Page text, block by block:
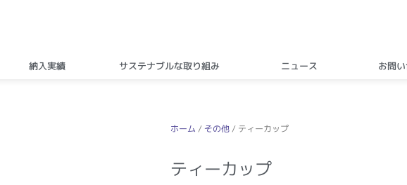
納入実績 サステナブルな取り組み ニュース お問
ホーム / その他 / ティーカップ
ティーカップ